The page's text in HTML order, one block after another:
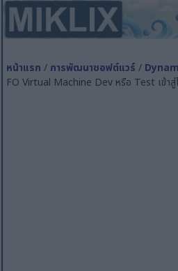
หน้าแรก / การพัฒนาซอฟต์แวร์ /
FO Virtual Machine Dev หรือ Test เข้าสู่